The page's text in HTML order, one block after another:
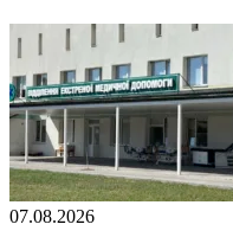
07.08.2026